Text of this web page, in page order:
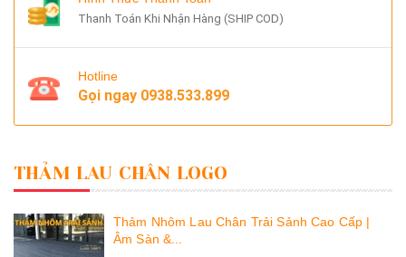
Thanh Toán Khi Nhận Hàng (SHIP COD)
Hotline
Gọi ngay 0938.533.899
THẢM LAU CHÂN LOGO
Thảm Nhôm Lau Chân Trải Sảnh Cao Cấp |
Âm Sàn &...